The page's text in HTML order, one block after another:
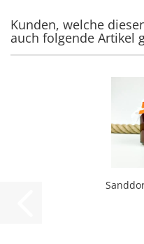
Kunden, welche
auch folgende Artikel